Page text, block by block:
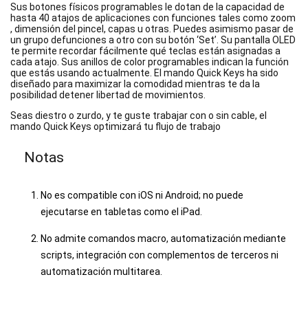
Sus botones físicos programables le dotan de la capacidad de
hasta 40 atajos de aplicaciones con funciones tales como zoom
, dimensión del pincel, capas u otras. Puedes asimismo pasar de
un grupo defunciones a otro con su botón ‘Set’. Su pantalla OLED
te permite recordar fácilmente qué teclas están asignadas a
cada atajo. Sus anillos de color programables indican la función
que estás usando actualmente. El mando Quick Keys ha sido
diseñado para maximizar la comodidad mientras te da la
posibilidad detener libertad de movimientos.
Seas diestro o zurdo, y te guste trabajar con o sin cable, el
mando Quick Keys optimizará tu flujo de trabajo
Notas
No es compatible con iOS ni Android; no puede
ejecutarse en tabletas como el iPad.
No admite comandos macro, automatización mediante
scripts, integración con complementos de terceros ni
automatización multitarea.